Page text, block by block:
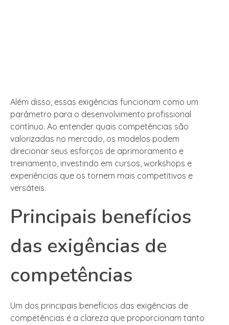
Além disso, essas exigências funcionam como um
parâmetro para o desenvolvimento profissional
contínuo. Ao entender quais competências são
valorizadas no mercado, os modelos podem
direcionar seus esforços de aprimoramento e
treinamento, investindo em cursos, workshops e
experiências que os tornem mais competitivos e
versáteis.
Principais benefícios
das exigências de
competências
Um dos principais benefícios das exigências de
competências é a clareza que proporcionam tanto